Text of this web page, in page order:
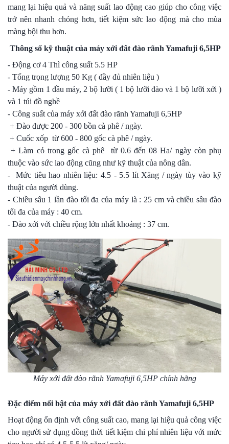
mang lại hiệu quả và năng suất lao động cao giúp cho công việc
trở nên nhanh chóng hơn, tiết kiệm sức lao động mà cho mùa
màng bội thu hơn.
Thông số kỹ thuật của máy xới đât đào rãnh Yamafuji 6,5HP
- Động cơ 4 Thì công suất 5.5 HP
- Tổng trọng lượng 50 Kg ( đầy đủ nhiên liệu )
- Máy gồm 1 đầu máy, 2 bộ lưỡi ( 1 bộ lưỡi đào và 1 bộ lưỡi xới )
và 1 túi đồ nghề
- Công suất của máy xới đất đào rãnh Yamafuji 6,5HP
+ Đào được 200 - 300 bồn cà phê / ngày.
+ Cuốc xốp từ 600 - 800 gốc cà phê / ngày.
+ Làm cỏ trong gốc cà phê từ 0.6 đến 08 Ha/ ngày còn phụ
thuộc vào sức lao động cũng như kỹ thuật của nông dân.
- Mức tiêu hao nhiên liệu: 4.5 - 5.5 lít Xăng / ngày tùy vào kỹ
thuật của người dùng.
- Chiều sâu 1 lần đào tối đa của máy là : 25 cm và chiều sâu đào
tối đa của máy : 40 cm.
- Đào xới với chiều rộng lớn nhất khoảng : 37 cm.
Máy xới đất đào rãnh Yamafuji 6,5HP chính hãng
Đặc điểm nổi bật của máy xới đất đào rãnh Yamafuji 6,5HP
Hoạt động ổn định với công suất cao, mang lại hiệu quả công việc
cho người sử dụng đồng thời tiết kiệm chi phí nhiên liệu với mức